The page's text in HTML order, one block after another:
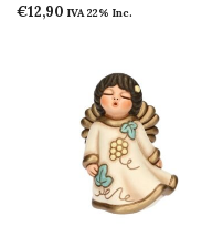
€12,90 IVA 22% Inc.